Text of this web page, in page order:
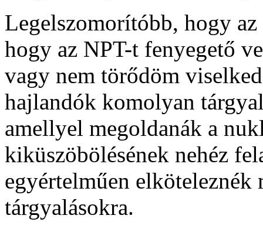
Legelszomorítóbb, hogy
hogy az NPT-t fenyegető
vagy nem törődöm
hajlandók komolyan
amellyel megoldanák a
kiküszöbölésének nehéz
egyértelműen elköteleznék
tárgyalásokra.